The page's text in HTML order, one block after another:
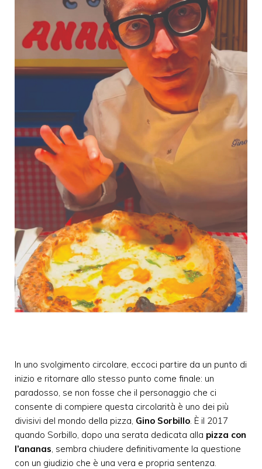
In uno svolgimento circolare, eccoci partire da un punto di
inizio e ritornare allo stesso punto come finale: un
paradosso, se non fosse che il personaggio che ci
consente di compiere questa circolarità è uno dei più
divisivi del mondo della pizza, Gino Sorbillo. È il 2017
quando Sorbillo, dopo una serata dedicata alla pizza con
l’ananas, sembra chiudere definitivamente la questione
con un giudizio che è una vera e propria sentenza.